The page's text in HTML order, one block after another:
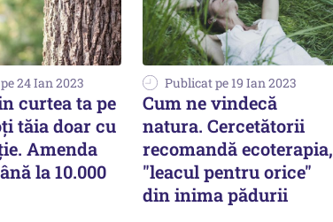
24 Ian 2023
curtea ta pe
tăia doar cu
Amenda
la 10.000
Publicat pe 19 Ian 2023
Cum ne vindecă
natura. Cercetătorii
recomandă ecoterapia,
"leacul pentru orice"
din inima pădurii